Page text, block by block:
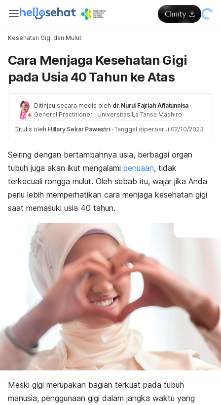
Kesehatan Gigi dan Mulut
Cara Menjaga Kesehatan Gigi
pada Usia 40 Tahun ke Atas
Ditinjau secara medis oleh dr. Nurul Fajriah Afiatunnisa ·
General Practitioner · Universitas La Tansa Mashiro
Ditulis oleh Hillary Sekar Pawestri · Tanggal diperbarui 02/10/2023
Seiring dengan bertambahnya usia, berbagai organ
tubuh juga akan ikut mengalami penuaan, tidak
terkecuali rongga mulut. Oleh sebab itu, wajar jika Anda
perlu lebih memperhatikan cara menjaga kesehatan gigi
saat memasuki usia 40 tahun.
Meski gigi merupakan bagian terkuat pada tubuh
manusia, penggunaan gigi dalam jangka waktu yang